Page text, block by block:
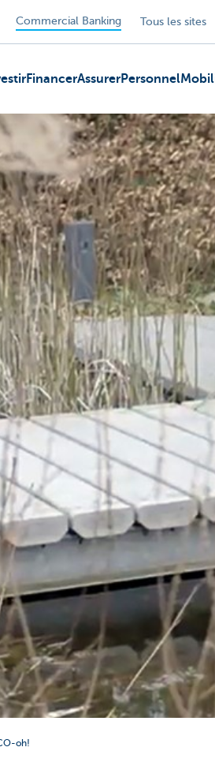
Commercial Banking Tous les sites
FinancerAssurerPersonnel
oh!